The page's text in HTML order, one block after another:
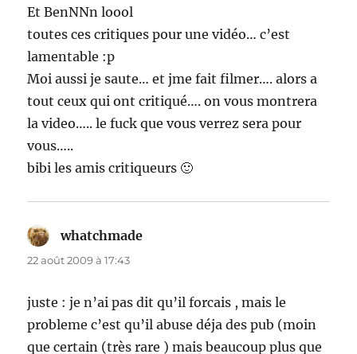
Et BenNNn loool
toutes ces critiques pour une vidéo… c’est
lamentable :p
Moi aussi je saute… et jme fait filmer…. alors a
tout ceux qui ont critiqué…. on vous montrera
la video….. le fuck que vous verrez sera pour
vous…..
bibi les amis critiqueurs 🙂
whatchmade
22 août 2009 à 17:43
juste : je n’ai pas dit qu’il forcais , mais le
probleme c’est qu’il abuse déja des pub (moin
que certain (très rare ) mais beaucoup plus que